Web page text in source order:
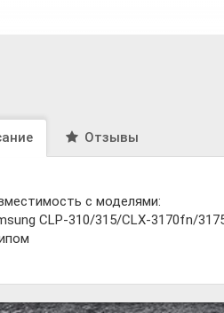
Отзывы
с моделями:
CLP-310/315/CLX-3170fn/